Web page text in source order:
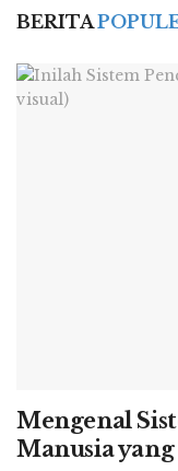
BERITA
Mengenal
Manusia